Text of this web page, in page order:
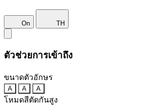
On TH
ตัวช่วยการเข้าถึง
ขนาดตัวอักษร
A A A
โหมดสีตัดกันสูง